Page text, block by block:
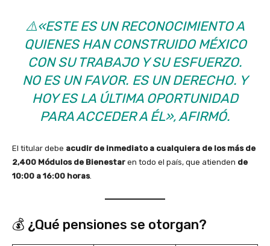
⚠️«ESTE ES UN RECONOCIMIENTO A
QUIENES HAN CONSTRUIDO MÉXICO
CON SU TRABAJO Y SU ESFUERZO.
NO ES UN FAVOR. ES UN DERECHO. Y
HOY ES LA ÚLTIMA OPORTUNIDAD
PARA ACCEDER A ÉL», AFIRMÓ.
El titular debe acudir de inmediato a cualquiera de los más de
2,400 Módulos de Bienestar en todo el país, que atienden de
10:00 a 16:00 horas.
💰 ¿Qué pensiones se otorgan?